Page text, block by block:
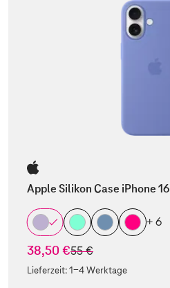
Apple Silikon Case iPhone 16
+ 6
38,50 €statt
55 €
Lieferzeit:1-4 Werktage